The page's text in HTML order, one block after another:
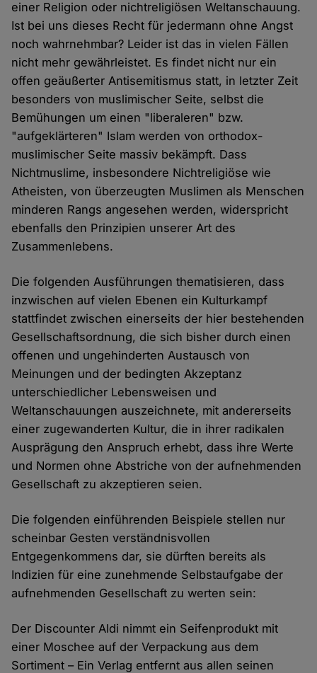
einer Religion oder nichtreligiösen Weltanschauung.
Ist bei uns dieses Recht für jedermann ohne Angst
noch wahrnehmbar? Leider ist das in vielen Fällen
nicht mehr gewährleistet. Es findet nicht nur ein
offen geäußerter Antisemitismus statt, in letzter Zeit
besonders von muslimischer Seite, selbst die
Bemühungen um einen "liberaleren" bzw.
"aufgeklärteren" Islam werden von orthodox-
muslimischer Seite massiv bekämpft. Dass
Nichtmuslime, insbesondere Nichtreligiöse wie
Atheisten, von überzeugten Muslimen als Menschen
minderen Rangs angesehen werden, widerspricht
ebenfalls den Prinzipien unserer Art des
Zusammenlebens.
Die folgenden Ausführungen thematisieren, dass
inzwischen auf vielen Ebenen ein Kulturkampf
stattfindet zwischen einerseits der hier bestehenden
Gesellschaftsordnung, die sich bisher durch einen
offenen und ungehinderten Austausch von
Meinungen und der bedingten Akzeptanz
unterschiedlicher Lebensweisen und
Weltanschauungen auszeichnete, mit andererseits
einer zugewanderten Kultur, die in ihrer radikalen
Ausprägung den Anspruch erhebt, dass ihre Werte
und Normen ohne Abstriche von der aufnehmenden
Gesellschaft zu akzeptieren seien.
Die folgenden einführenden Beispiele stellen nur
scheinbar Gesten verständnisvollen
Entgegenkommens dar, sie dürften bereits als
Indizien für eine zunehmende Selbstaufgabe der
aufnehmenden Gesellschaft zu werten sein:
Der Discounter Aldi nimmt ein Seifenprodukt mit
einer Moschee auf der Verpackung aus dem
Sortiment – Ein Verlag entfernt aus allen seinen